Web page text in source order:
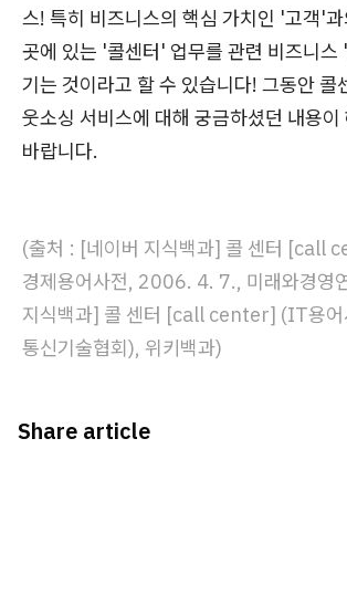
스! 특히 비즈니스의 핵심 가치인 '고객'
곳에 있는 '콜센터' 업무를 관련 비즈니스
기는 것이라고 할 수 있습니다! 그동안 콜
웃소싱 서비스에 대해 궁금하셨던 내용이
바랍니다.
(출처 : [네이버 지식백과] 콜 센터 [call
경제용어사전, 2006. 4. 7., 미래와경영
지식백과] 콜 센터 [call center] (IT용어
통신기술협회), 위키백과)
Share article